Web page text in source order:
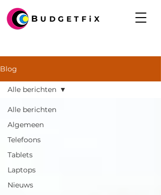
B UDGETFiX
Blog
Alle berichten
Algemeen
Telefoons
Tablets
Laptops
Nieuws
Alle berichten